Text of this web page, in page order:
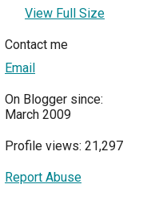
View Full Size
Contact me
Email
On Blogger since:
March 2009
Profile views: 21,297
Report Abuse